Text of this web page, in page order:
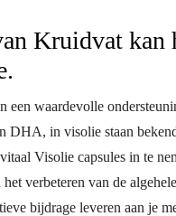
Kruidvat kan
waardevolle
DHA, in visolie staan
Visolie capsules in te
het verbeteren van de
bijdrage leveren aan je